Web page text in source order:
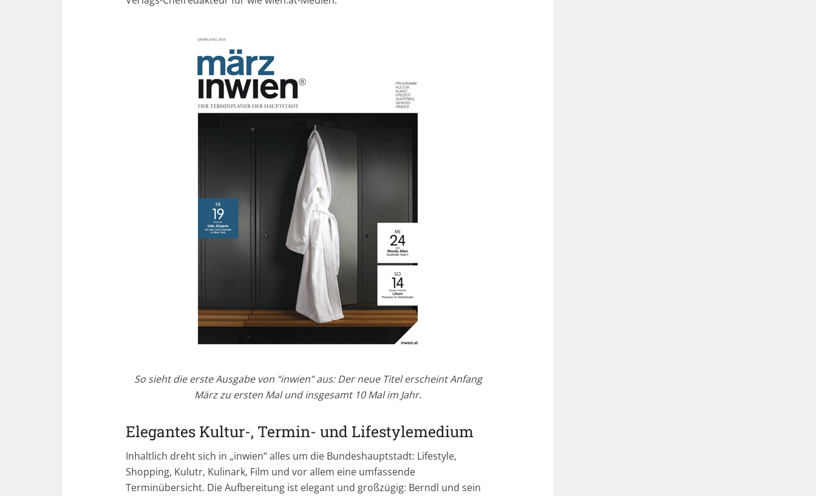
So sieht die erste Ausgabe von “inwien” aus: Der neue Titel erscheint Anfang
März zu ersten Mal und insgesamt 10 Mal im Jahr.
Elegantes Kultur-, Termin- und Lifestylemedium
Inhaltlich dreht sich in „inwien“ alles um die Bundeshauptstadt: Lifestyle,
Shopping, Kulutr, Kulinark, Film und vor allem eine umfassende
Terminübersicht. Die Aufbereitung ist elegant und großzügig: Berndl und sein